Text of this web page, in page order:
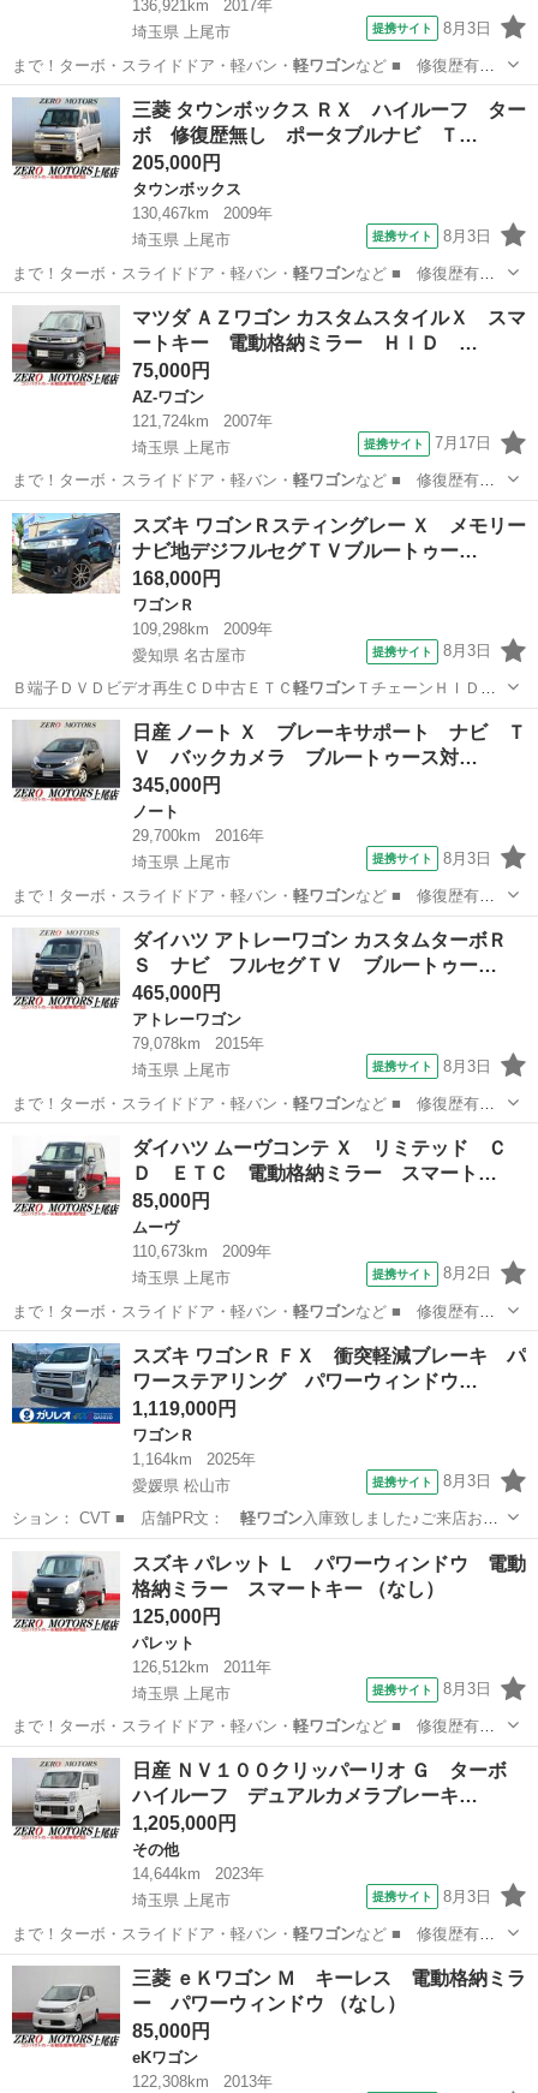
136,921km
2017年
埼玉県 上尾市
提携サイト 8月3日
まで！ターボ・スライドドア・軽バン・ 軽ワゴンなど ■ 修復歴有
無： なし ■ 年…
埼玉 上尾市 ノート
三菱 タウンボックス ＲＸ ハイルーフ ター
ボ 修復歴無し ポータブルナビ Ｔ…
205,000円
タウンボックス
130,467km
2009年
埼玉県 上尾市
提携サイト 8月3日
まで！ターボ・スライドドア・軽バン・ 軽ワゴンなど ■ 修復歴有
無： なし ■ 年…
埼玉 上尾市 タウンボックス
マツダ ＡＺワゴン カスタムスタイルＸ スマ
ートキー 電動格納ミラー ＨＩＤ …
75,000円
AZ-ワゴン
121,724km
2007年
埼玉県 上尾市
提携サイト 7月17日
まで！ターボ・スライドドア・軽バン・ 軽ワゴンなど ■ 修復歴有
無： あり ■ 年…
埼玉 上尾市 AZ-ワゴン
スズキ ワゴンＲスティングレー Ｘ メモリー
ナビ地デジフルセグＴＶブルートゥー…
168,000円
ワゴンＲ
109,298km
2009年
愛知県 名古屋市
提携サイト 8月3日
Ｂ端子ＤＶＤビデオ再生ＣＤ中古ＥＴＣ 軽ワゴンＴチェーンＨＩＤエ
アロＦランプ１４ｉ…
愛知 名古屋市 ワゴンＲ
日産 ノート Ｘ ブレーキサポート ナビ Ｔ
Ｖ バックカメラ ブルートゥース対…
345,000円
ノート
29,700km
2016年
埼玉県 上尾市
提携サイト 8月3日
まで！ターボ・スライドドア・軽バン・ 軽ワゴンなど ■ 修復歴有
無： あり ■ 年…
埼玉 上尾市 ノート
ダイハツ アトレーワゴン カスタムターボＲ
Ｓ ナビ フルセグＴＶ ブルートゥー…
465,000円
アトレーワゴン
79,078km
2015年
埼玉県 上尾市
提携サイト 8月3日
まで！ターボ・スライドドア・軽バン・ 軽ワゴンなど ■ 修復歴有
無： あり ■ 年…
アトレーワゴン
ダイハツ ムーヴコンテ Ｘ リミテッド Ｃ
Ｄ ＥＴＣ 電動格納ミラー スマート…
85,000円
ムーヴ
110,673km
2009年
埼玉県 上尾市
提携サイト 8月2日
まで！ターボ・スライドドア・軽バン・ 軽ワゴンなど ■ 修復歴有
無： あり ■ 年…
埼玉 上尾市 ムーヴ
スズキ ワゴンＲ ＦＸ 衝突軽減ブレーキ パ
ワーステアリング パワーウィンドウ…
1,119,000円
ワゴンＲ
1,164km
2025年
愛媛県 松山市
提携サイト 8月3日
ション： CVT ■ 店舗PR文： 軽ワゴン入庫致しました♪ご来店お待
ちしており…
愛媛 松山市 ワゴンＲ
スズキ パレット Ｌ パワーウィンドウ 電動
格納ミラー スマートキー （なし）
125,000円
パレット
126,512km
2011年
埼玉県 上尾市
提携サイト 8月3日
まで！ターボ・スライドドア・軽バン・ 軽ワゴンなど ■ 修復歴有
無： あり ■ 年…
埼玉 上尾市 パレット
日産 ＮＶ１００クリッパーリオ Ｇ ターボ
ハイルーフ デュアルカメラブレーキ…
1,205,000円
その他
14,644km
2023年
埼玉県 上尾市
提携サイト 8月3日
まで！ターボ・スライドドア・軽バン・ 軽ワゴンなど ■ 修復歴有
無： あり ■ 年…
埼玉 上尾市 その他
三菱 ｅＫワゴン Ｍ キーレス 電動格納ミラ
ー パワーウィンドウ （なし）
85,000円
eKワゴン
122,308km
2013年